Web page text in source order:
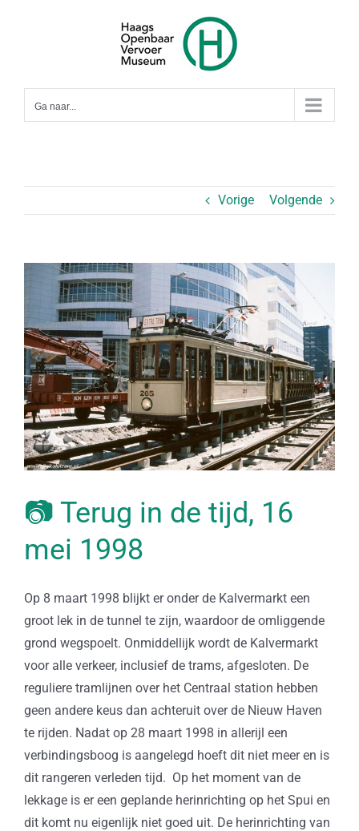
Ga naar...
Vorige Volgende
Bekijk
grotere
afbeelding
📷 Terug in de tijd, 16
mei 1998
Op 8 maart 1998 blijkt er onder de Kalvermarkt een
groot lek in de tunnel te zijn, waardoor de omliggende
grond wegspoelt. Onmiddellijk wordt de Kalvermarkt
voor alle verkeer, inclusief de trams, afgesloten. De
reguliere tramlijnen over het Centraal station hebben
geen andere keus dan achteruit over de Nieuw Haven
te rijden. Nadat op 28 maart 1998 in allerijl een
verbindingsboog is aangelegd hoeft dit niet meer en is
dit rangeren verleden tijd. Op het moment van de
lekkage is er een geplande herinrichting op het Spui en
dit komt nu eigenlijk niet goed uit. De herinrichting van